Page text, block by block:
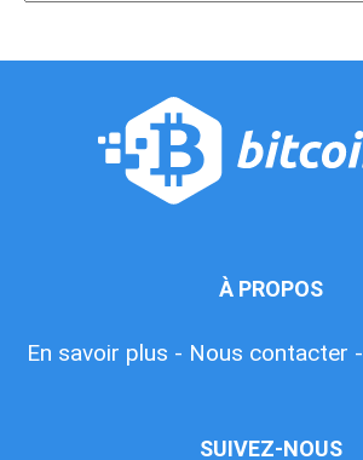
À PROPOS
En savoir plus - Nous contacter -
SUIVEZ-NOUS